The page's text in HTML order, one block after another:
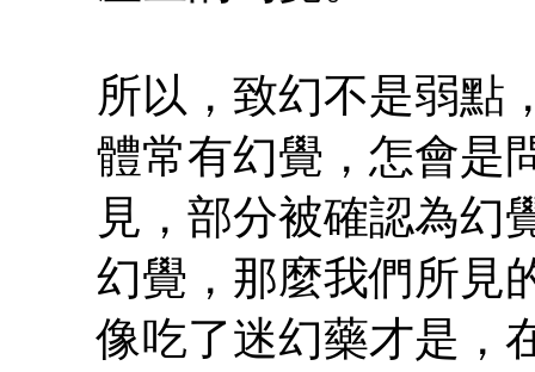
所以，致幻不是弱點
體常有幻覺，怎會是
見，部分被確認為幻
幻覺，那麼我們所見
像吃了迷幻藥才是，